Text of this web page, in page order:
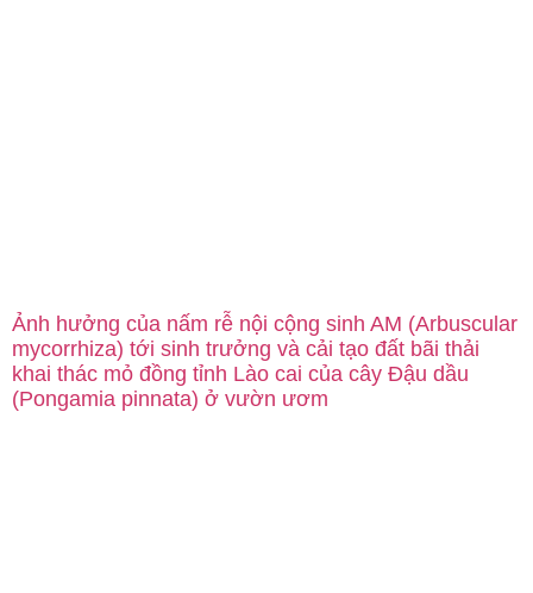
Ảnh hưởng của nấm rễ nội cộng sinh AM (Arbuscular
mycorrhiza) tới sinh trưởng và cải tạo đất bãi thải
khai thác mỏ đồng tỉnh Lào cai của cây Đậu dầu
(Pongamia pinnata) ở vườn ươm